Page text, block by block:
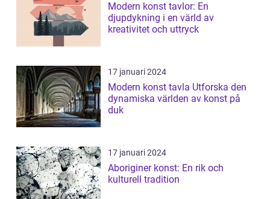
Modern konst tavlor: En
djupdykning i en värld av
kreativitet och uttryck
17 januari 2024
Modern konst tavla Utforska den
dynamiska världen av konst på
duk
17 januari 2024
Aboriginer konst: En rik och
kulturell tradition